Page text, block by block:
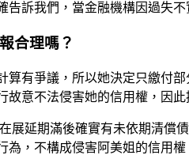
告訴我們，當金融機構因過失
合理嗎？
算有爭議，所以她決定只繳付
故意不法侵害她的信用權，因此
展延期滿後確實有未依期清償
為，不構成侵害阿美姐的信用